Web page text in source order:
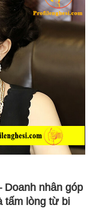
nhân góp
tấm lòng từ bi